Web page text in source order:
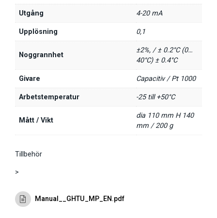
Utgång 4-20 mA
Upplösning 0,1
Noggrannhet
±2%, / ± 0.2°C (0…
40°C) ± 0.4°C
Givare Capacitiv / Pt 1000
Arbetstemperatur -25 till +50°C
Mått / Vikt
dia 110 mm H 140
mm / 200 g
Tillbehör
>
Manual__GHTU_MP_EN.pdf